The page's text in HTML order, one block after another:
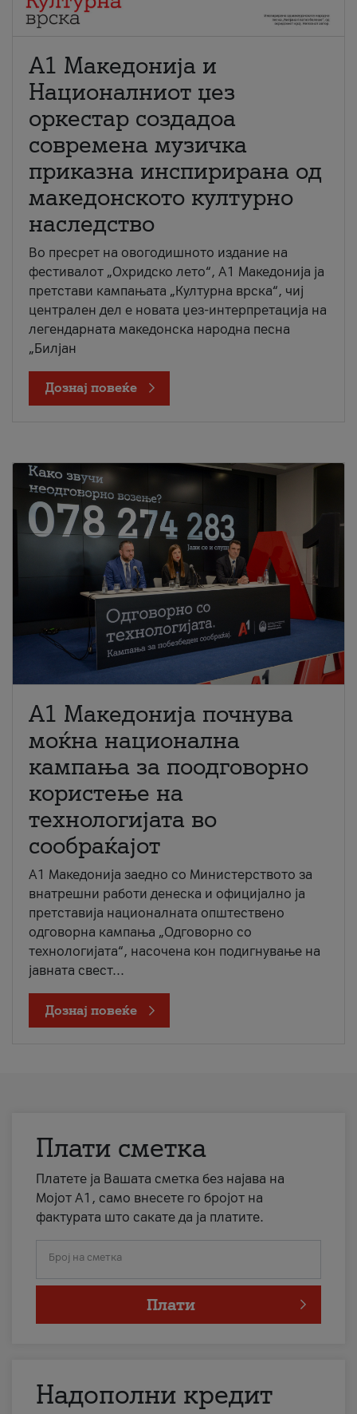
А1 Македонија и
Националниот џез
оркестар создадоа
современа музичка
приказна инспирирана од
македонското културно
наследство
Во пресрет на овогодишното издание на
фестивалот „Охридско лето“, А1 Македонија ја
претстави кампањата „Културна врска“, чиј
централен дел е новата џез-интерпретација на
легендарната македонска народна песна
„Билјан
Дознај повеќе
A1 Македонија почнува
моќна национална
кампања за поодговорно
користење на
технологијата во
сообраќајот
A1 Македонија заедно со Министерството за
внатрешни работи денеска и официјално ја
претставија националната општествено
одговорна кампања „Одговорно со
технологијата“, насочена кон подигнување на
јавната свест...
Дознај повеќе
Плати сметка
Платете ја Вашата сметка без најава на
Мојот А1, само внесете го бројот на
фактурата што сакате да ја платите.
Број на сметка
Плати
Надополни кредит